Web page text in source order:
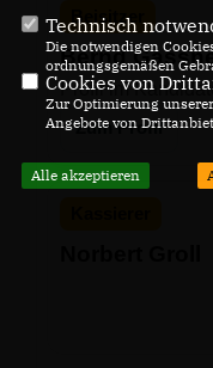
Beisitzer
Bernd
Profil im
Zum Profil
Technisch
Die notwendigen
ordnungsgemäßen
Cookies von
Zur Optimierung
Angebote von
Alle akzeptieren